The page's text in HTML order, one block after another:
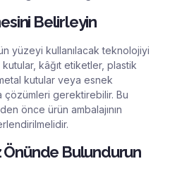
Belirleyin
yüzeyi kullanılacak teknolojiyi
kâğıt etiketler, plastik
kutular veya esnek
çözümleri gerektirebilir. Bu
önce ürün ambalajının
Önünde Bulundurun